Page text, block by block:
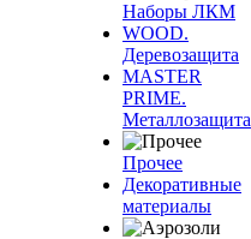
Наборы ЛКМ
WOOD.
Деревозащита
MASTER
PRIME.
Металлозащита
Прочее
Декоративные
материалы